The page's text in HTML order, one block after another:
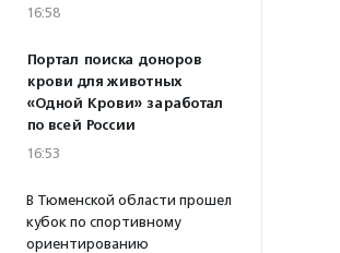
16:58
Портал поиска доноров
крови для животных
«Одной Крови» заработал
по всей России
16:53
В Тюменской области прошел
кубок по спортивному
ориентированию